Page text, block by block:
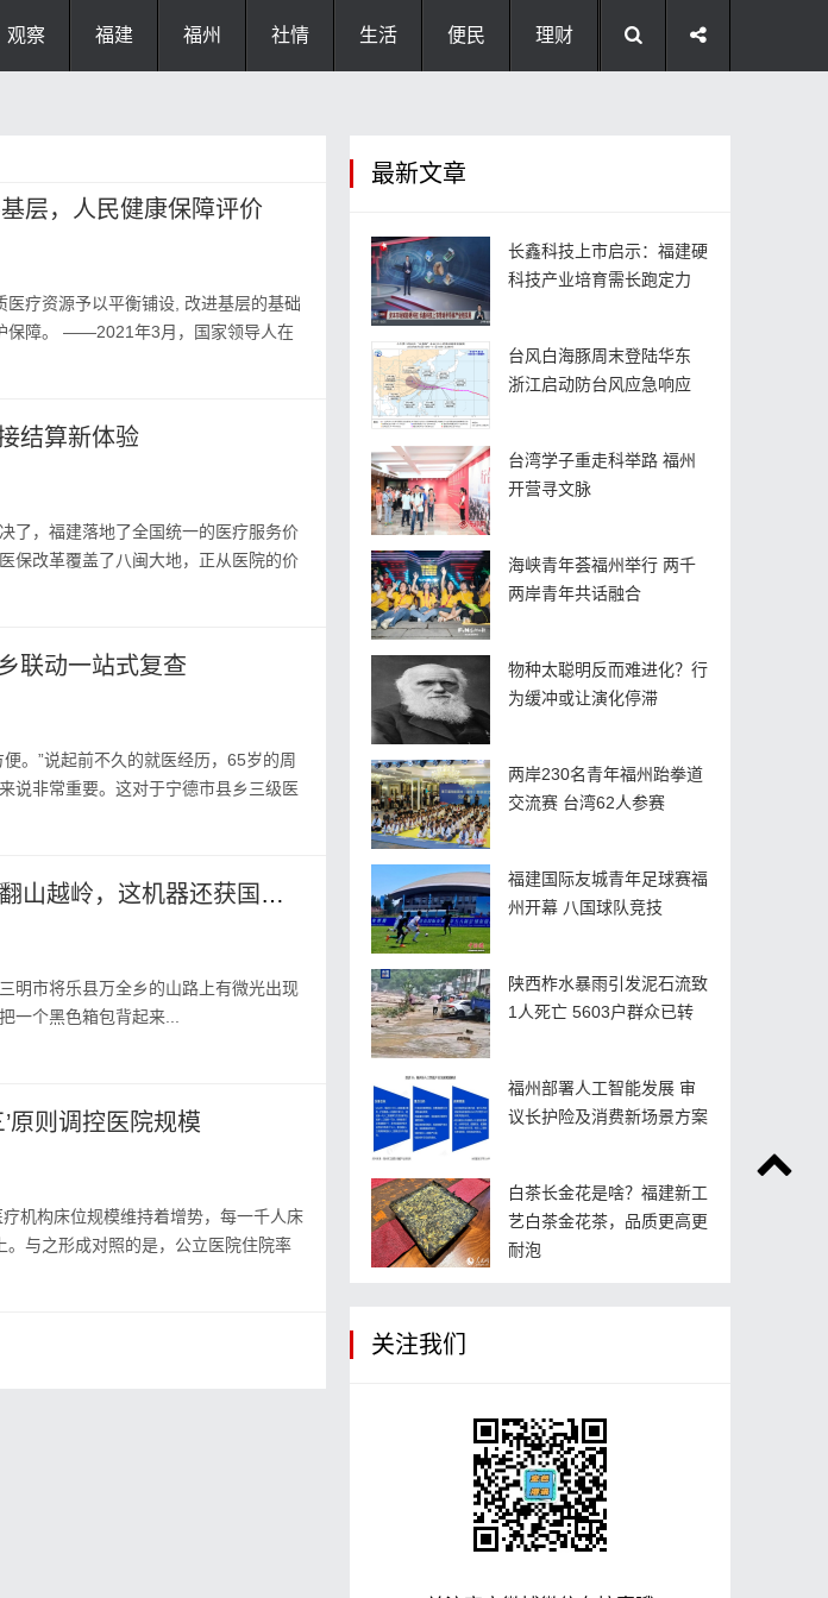
观察 福建 福州 社情 生活 便民 理财
层，人民健康保障评价
疗资源予以平衡铺设, 改进基层的基础
保障。 ——2021年3月，国家领导人在
结算新体验
了，福建落地了全国统一的医疗服务价
保改革覆盖了八闽大地，正从医院的价
联动一站式复查
。”说起前不久的就医经历，65岁的周
说非常重要。这对于宁德市县乡三级医
1月5日三明将乐县巡诊医生背巡诊机翻山越岭，这机器还获国家专利了
原则调控医院规模
机构床位规模维持着增势，每一千人床
与之形成对照的是，公立医院住院率
最新文章
长鑫科技上市启示：福建硬
科技产业培育需长跑定力
台风白海豚周末登陆华东
浙江启动防台风应急响应
台湾学子重走科举路 福州
开营寻文脉
海峡青年荟福州举行 两千
两岸青年共话融合
物种太聪明反而难进化？行
为缓冲或让演化停滞
两岸230名青年福州跆拳道
交流赛 台湾62人参赛
福建国际友城青年足球赛福
州开幕 八国球队竞技
陕西柞水暴雨引发泥石流致
1人死亡 5603户群众已转
福州部署人工智能发展 审
议长护险及消费新场景方案
白茶长金花是啥？福建新工
艺白茶金花茶，品质更高更
耐泡
关注我们